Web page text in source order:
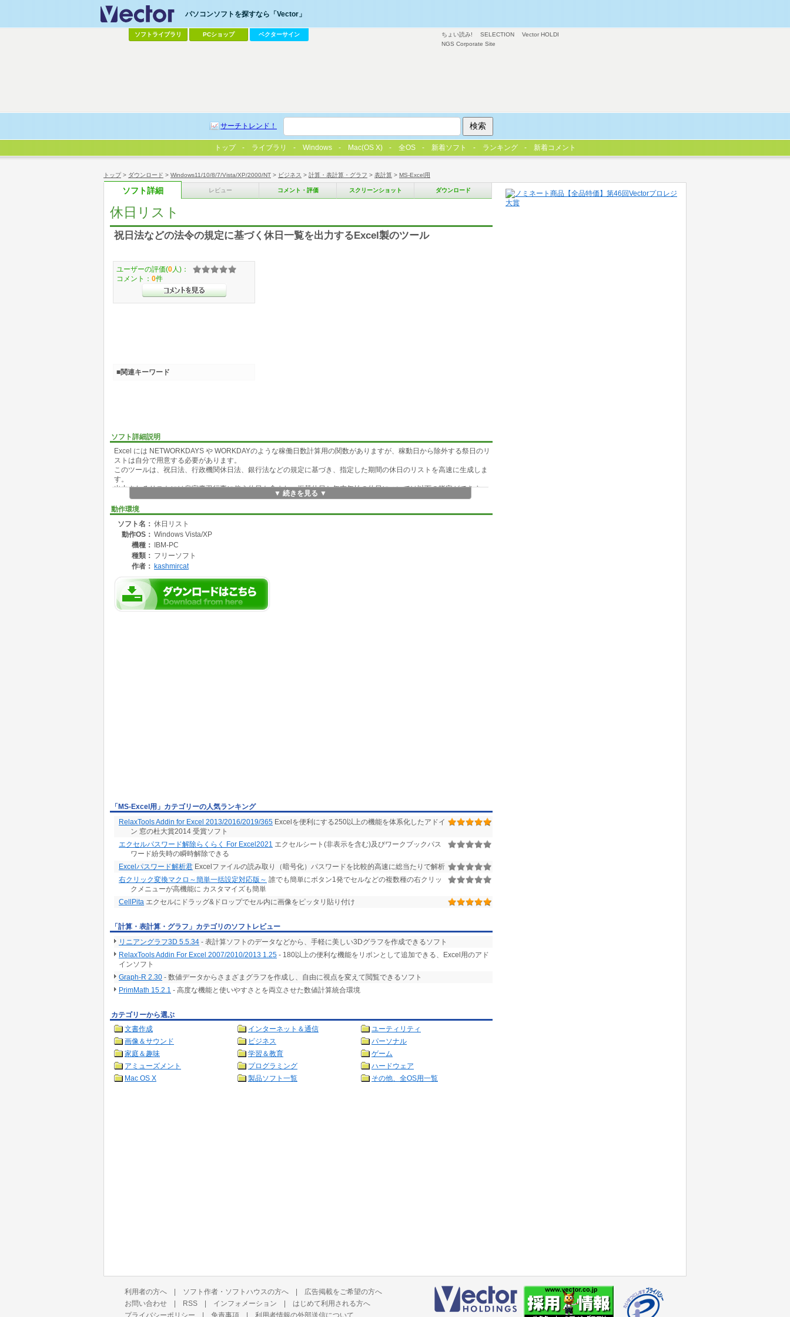
トップ> ダウンロード > Windows11/10/8/7/Vista/XP/2000/NT > ビジネス > 計算・表計算・グラフ > 表計算 > MS-Excel用
ソフト詳細 レビュー コメント・評価 スクリーンショット ダウンロード
休日リスト
祝日法などの法令の規定に基づく休日一覧を出力するExcel製のツール
ソフト詳細説明
Excel には NETWORKDAYS や WORKDAYのような稼働日数計算用の関数がありますが、稼動日から除外する祭日のリ
ストは自分で用意する必要があります。
このツールは、祝日法、行政機関休日法、銀行法などの規定に基づき、指定した期間の休日のリストを高速に生成しま
す。
出力されるリストには皇室慶弔行事に伴う休日も含まれ、振替休日と年末年始の休日については以下の指定ができま
・振替休日: 元の祝日 (日曜日に重なった国民の祝日) をリストに含めるかどうか
・年末年始の休日: 「含めない」「行政機関休日ベースで含める」「銀行休業日ベースで含める」のいずれか
▼ 続きを見る ▼
動作環境
ソフト名： 休日リスト
動作OS： Windows Vista/XP
機種：
IBM-PC
種類： フリーソフト
作者： kashmircat
ユーザーの評価(0 人)：
コメント： 0件
■関連キーワード
「MS-Excel用」カテゴリーの人気ランキング
RelaxTools Addin for Excel 2013/2016/2019/365 Excelを便利にする250以上の機能を体系化したアドイ
ン 窓の杜大賞2014 受賞ソフト
エクセルパスワード解除らくらく For Excel2021 エクセルシート(非表示を含む)及びワークブックパス
ワード紛失時の瞬時解除できる
Excelパスワード解析君 Excelファイルの読み取り（暗号化）パスワードを比較的高速に総当たりで解析
右クリック変換マクロ～簡単一括設定対応版～ 誰でも簡単にボタン1発でセルなどの複数種の右クリッ
クメニューが高機能に カスタマイズも簡単
CellPita エクセルにドラッグ&ドロップでセル内に画像をピッタリ貼り付け
「計算・表計算・グラフ」カテゴリのソフトレビュー
リニアングラフ3D 5.5.34 - 表計算ソフトのデータなどから、手軽に美しい3Dグラフを作成できるソフト
RelaxTools Addin For Excel 2007/2010/2013 1.25 - 180以上の便利な機能をリボンとして追加できる、Excel用のアド
インソフト
Graph-R 2.30 - 数値データからさまざまグラフを作成し、自由に視点を変えて閲覧できるソフト
PrimMath 15.2.1 - 高度な機能と使いやすさとを両立させた数値計算統合環境
カテゴリーから選ぶ
文書作成
インターネット＆通信
ユーティリティ
画像＆サウンド
ビジネス
パーソナル
家庭＆趣味
学習＆教育
ゲーム
アミューズメント
プログラミング
ハードウェア
Mac OS X
製品ソフト一覧 その他、全OS用一覧
ちょい読み! SELECTION
Vector HOLDI
NGS Corporate Site
パソコンソフトを探すなら「Vector」
ソフトライブラリ PCショップ ベクターサイン
サーチトレンド！
トップ ライブラリ Windows Mac(OS X) 全OS 新着ソフト ランキング 新着コメント
利用者の方へ | ソフト作者・ソフトハウスの方へ | 広告掲載をご希望の方へ
お問い合わせ | RSS | インフォメーション | はじめて利用される方へ
プライバシーポリシー | 免責事項 | 利用者情報の外部送信について